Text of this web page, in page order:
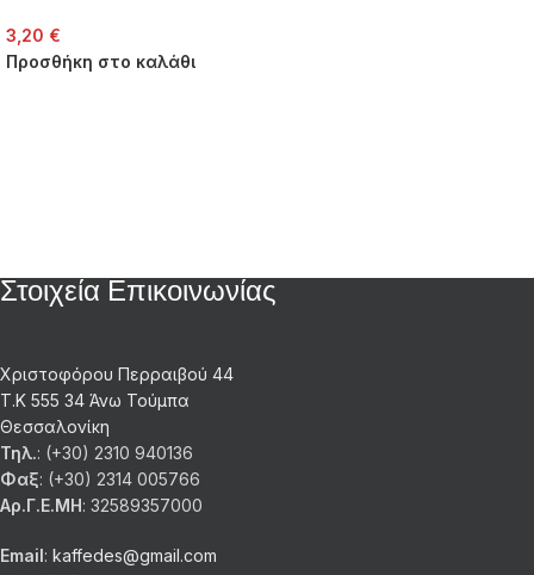
3,20 €
Προσθήκη στο καλάθι
Στοιχεία Επικοινωνίας
Χριστοφόρου Περραιβού 44
Τ.Κ 555 34 Άνω Τούμπα
Θεσσαλονίκη
Τηλ.: (+30) 2310 940136
Φαξ: (+30) 2314 005766
Αρ.Γ.Ε.ΜΗ: 32589357000
Email: kaffedes@gmail.com